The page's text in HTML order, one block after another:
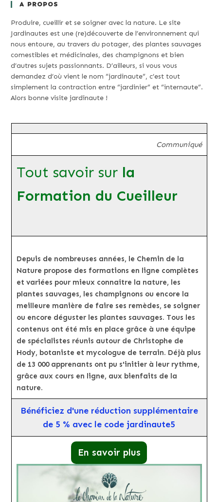
A PROPOS
Produire, cueillir et se soigner avec la nature. Le site
Jardinautes est une (re)découverte de l’environnement qui
nous entoure, au travers du potager, des plantes sauvages
comestibles et médicinales, des champignons et bien
d’autres sujets passionnants. D’ailleurs, si vous vous
demandez d’où vient le nom “jardinaute”, c’est tout
simplement la contraction entre “jardinier” et “internaute”.
Alors bonne visite jardinaute !
Communiqué
Tout savoir sur la
Formation du Cueilleur
Depuis de nombreuses années, le Chemin de la
Nature propose des formations en ligne complètes
et variées pour mieux connaître la nature, les
plantes sauvages, les champignons ou encore la
meilleure manière de faire ses remèdes, se soigner
ou encore déguster les plantes sauvages. Tous les
contenus ont été mis en place grâce à une équipe
de spécialistes réunis autour de Christophe de
Hody, botaniste et mycologue de terrain. Déjà plus
de 13 000 apprenants ont pu s'initier à leur rythme,
grâce aux cours en ligne, aux bienfaits de la
nature.
Bénéficiez d'une réduction supplémentaire
de 5 % avec le code jardinaute5
En savoir plus